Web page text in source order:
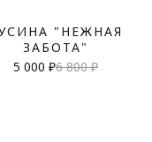
"НЕЖНАЯ
ЗАБОТА"
5 000 ₽6 800 ₽